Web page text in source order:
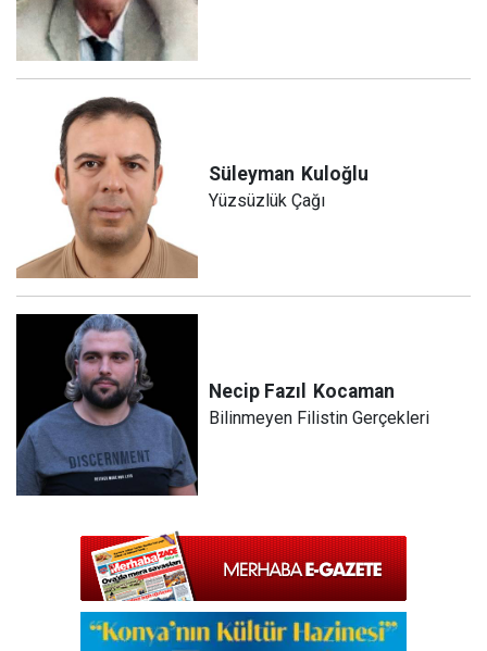
Süleyman Kuloğlu
Yüzsüzlük Çağı
Necip Fazıl Kocaman
Bilinmeyen Filistin Gerçekleri